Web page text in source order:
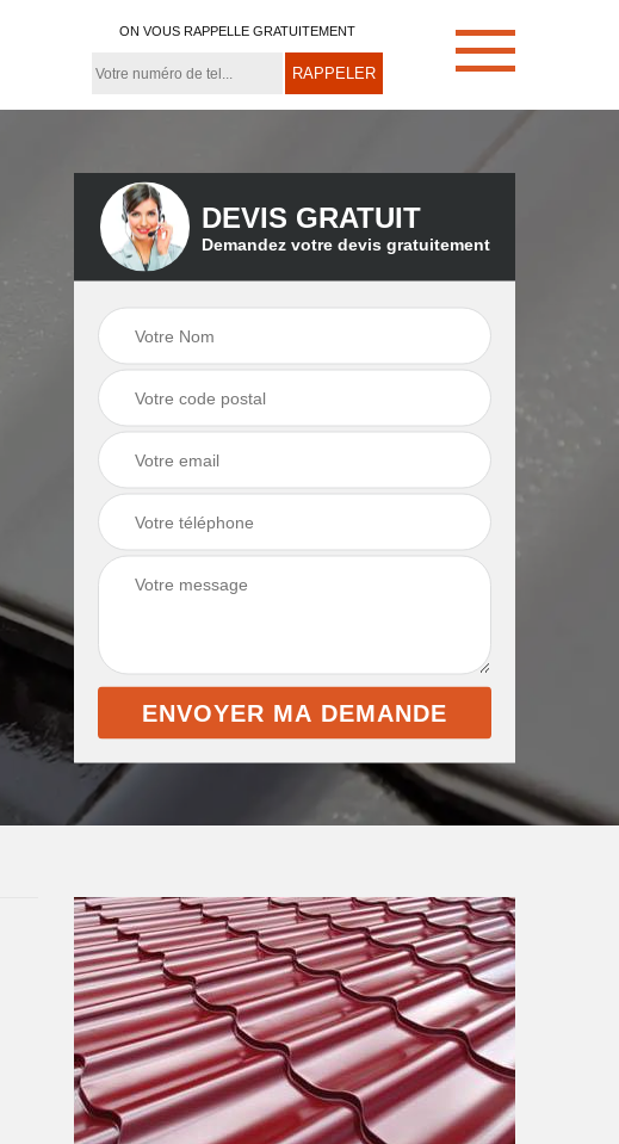
ON VOUS RAPPELLE GRATUITEMENT
Démoussage de
toiture 21
Couvreur zingueur
DEVIS GRATUIT
Demandez votre devis gratuitement